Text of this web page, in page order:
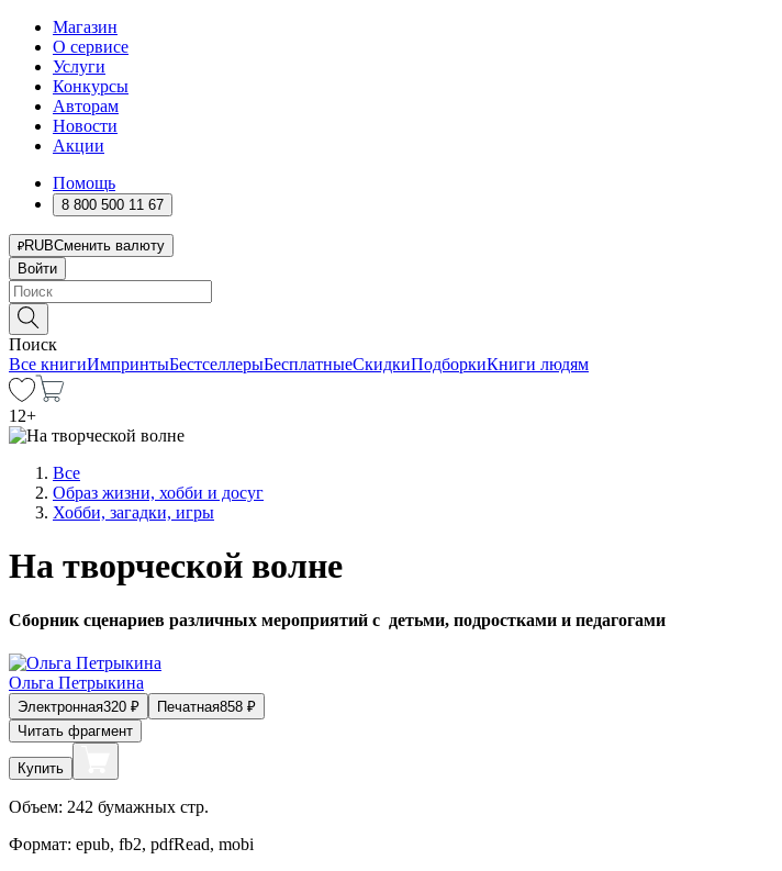
Магазин
О сервисе
Услуги
Конкурсы
Авторам
Новости
Акции
Помощь
8 800 500 11 67
RUBСменить валюту
Войти
Поиск
Все книгиИмпринтыБестселлерыБесплатныеСкидкиПодборкиКниги людям
12+
Все
Образ жизни, хобби и досуг
Хобби, загадки, игры
На творческой волне
Сборник сценариев различных мероприятий с детьми, подростками и педагогами
Ольга Петрыкина
Электронная320 ₽ Печатная858 ₽
Читать фрагмент
Купить
Объем: 242 бумажных стр.
Формат: epub, fb2, pdfRead, mobi